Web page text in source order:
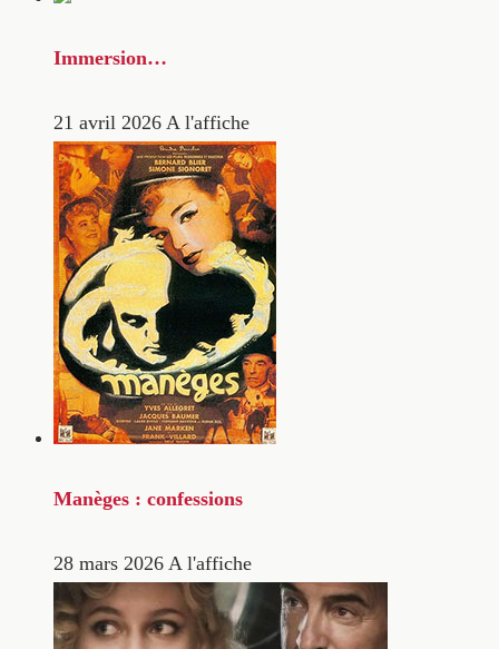
Immersion…
21 avril 2026 A l'affiche
Manèges : confessions
28 mars 2026 A l'affiche